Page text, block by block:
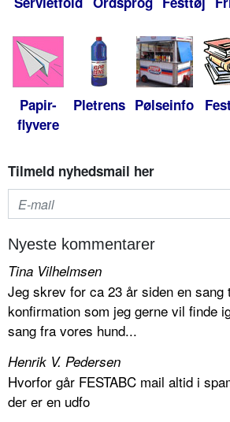
Papir-
flyvere
Pletrens Pølseinfo
Tilmeld nyhedsmail her
Nyeste kommentarer
Tina Vilhelmsen
Jeg skrev for ca 23 år siden en sang
konfirmation som jeg gerne vil finde
sang fra vores hund...
Henrik V. Pedersen
Hvorfor går FESTABC mail altid i
der er en udfo